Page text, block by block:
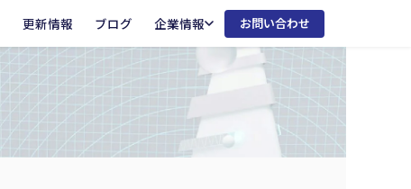
更新情報 ブログ 企業情報 お問い合わせ